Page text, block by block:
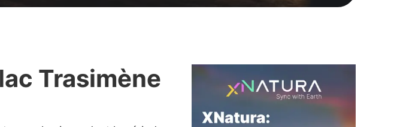
Trasimène